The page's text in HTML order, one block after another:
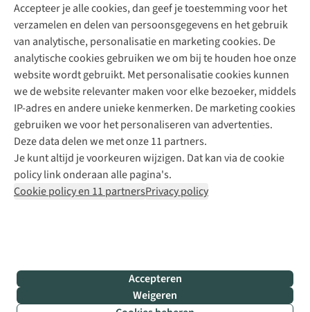
Accepteer je alle cookies, dan geef je toestemming voor het
verzamelen en delen van persoonsgegevens en het gebruik
van analytische, personalisatie en marketing cookies. De
analytische cookies gebruiken we om bij te houden hoe onze
website wordt gebruikt. Met personalisatie cookies kunnen
we de website relevanter maken voor elke bezoeker, middels
IP-adres en andere unieke kenmerken. De marketing cookies
gebruiken we voor het personaliseren van advertenties.
Deze data delen we met onze 11 partners.
Je kunt altijd je voorkeuren wijzigen. Dat kan via de cookie
policy link onderaan alle pagina's.
Cookie policy en 11 partnersPrivacy policy
Accepteren
Weigeren
+31 (0)85 888 50 88
+31 6 12 28 49 80
Contactformulier
Bever
B.V.